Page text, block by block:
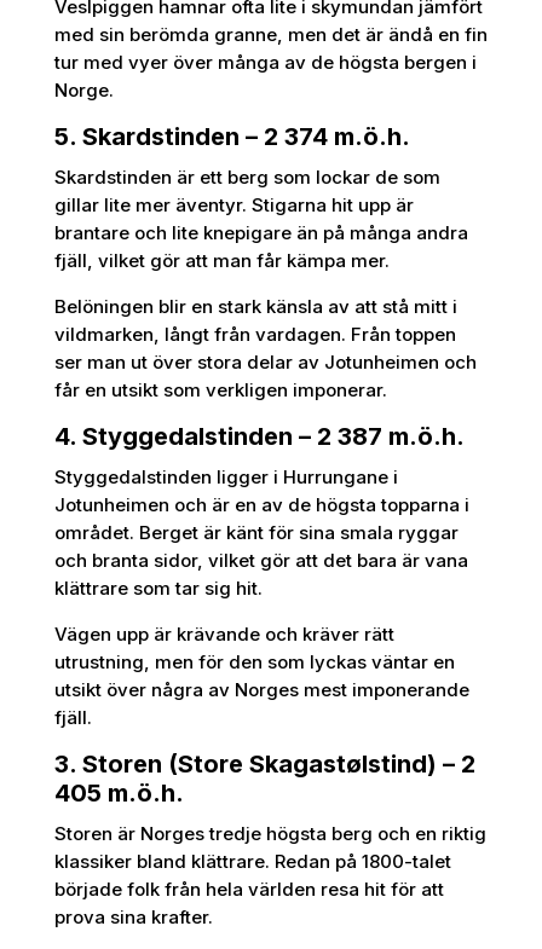
Veslpiggen hamnar ofta lite i skymundan jämfört
med sin berömda granne, men det är ändå en fin
tur med vyer över många av de högsta bergen i
Norge.
5. Skardstinden – 2 374 m.ö.h.
Skardstinden är ett berg som lockar de som
gillar lite mer äventyr. Stigarna hit upp är
brantare och lite knepigare än på många andra
fjäll, vilket gör att man får kämpa mer.
Belöningen blir en stark känsla av att stå mitt i
vildmarken, långt från vardagen. Från toppen
ser man ut över stora delar av Jotunheimen och
får en utsikt som verkligen imponerar.
4. Styggedalstinden – 2 387 m.ö.h.
Styggedalstinden ligger i Hurrungane i
Jotunheimen och är en av de högsta topparna i
området. Berget är känt för sina smala ryggar
och branta sidor, vilket gör att det bara är vana
klättrare som tar sig hit.
Vägen upp är krävande och kräver rätt
utrustning, men för den som lyckas väntar en
utsikt över några av Norges mest imponerande
fjäll.
3. Storen (Store Skagastølstind) – 2
405 m.ö.h.
Storen är Norges tredje högsta berg och en riktig
klassiker bland klättrare. Redan på 1800-talet
började folk från hela världen resa hit för att
prova sina krafter.